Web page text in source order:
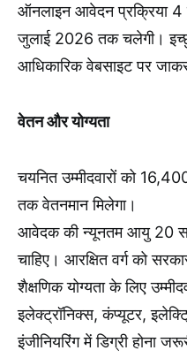
ऑनलाइन आवेदन प्रक्रिया
जुलाई 2026 तक चलेगी।
आधिकारिक वेबसाइट पर
वेतन और योग्यता
चयनित उम्मीदवारों को
तक वेतनमान मिलेगा।
आवेदक की न्यूनतम आयु 20
चाहिए। आरक्षित वर्ग को
शैक्षणिक योग्यता के लिए
इलेक्ट्रॉनिक्स, कंप्यूटर,
इंजीनियरिंग में डिग्री होना